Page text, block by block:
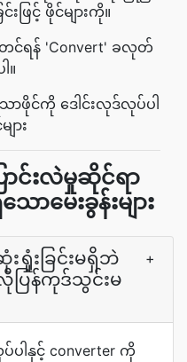
ြင့် ဖိုင်များကို။
င်ရန် 'Convert' ခလုတ်
။
ဖိုင်ကို ဒေါင်းလုဒ်လုပ်ပါ
ျား
ာင်းလဲမှုဆိုင်ရာ
ာမေးခွန်းများ
းခြင်းမရှိဘဲ
ြန်ကုဒ်သွင်းမ
+
ါနှင့် converter ကို